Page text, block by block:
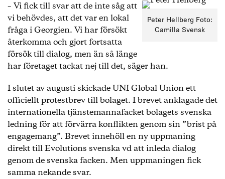
Peter Hellberg Foto:
Camilla Svensk
– Vi fick till svar att de inte såg att
vi behövdes, att det var en lokal
fråga i Georgien. Vi har försökt
återkomma och gjort fortsatta
försök till dialog, men än så länge
har företaget tackat nej till det, säger han.
I slutet av augusti skickade UNI Global Union ett
officiellt protestbrev till bolaget. I brevet anklagade det
internationella tjänstemannafacket bolagets svenska
ledning för att förvärra konflikten genom sin ”brist på
engagemang”. Brevet innehöll en ny uppmaning
direkt till Evolutions svenska vd att inleda dialog
genom de svenska facken. Men uppmaningen fick
samma nekande svar.